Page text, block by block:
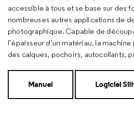
accessible à tous et se base sur des
nombreuses autres applications de
photographique. Capable de
l’épaisseur d’un matériau, la
des calques, pochoirs, autocollants,
Manuel Logiciel